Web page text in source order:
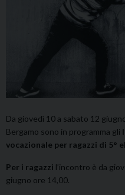
Da giovedì 10 a sabato 12
Bergamo sono in programma gli
vocazionale per ragazzi di 5°
Per i ragazzi l’incontro è da
giugno ore 14,00.